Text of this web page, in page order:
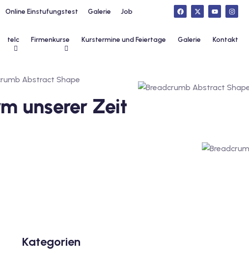
Online Einstufungstest Galerie Job
telc Firmenkurse Kurstermine und Feiertage Galerie Kontakt
unserer Zeit
Kategorien